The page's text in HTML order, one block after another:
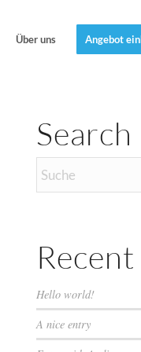
Über uns Angebot
Search
Hello world!
A nice entry